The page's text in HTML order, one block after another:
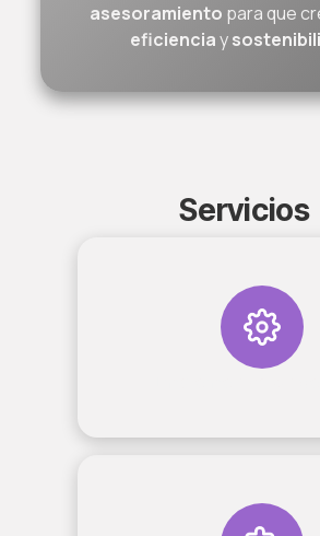
asesoramiento para que
eficienciay
Servicios